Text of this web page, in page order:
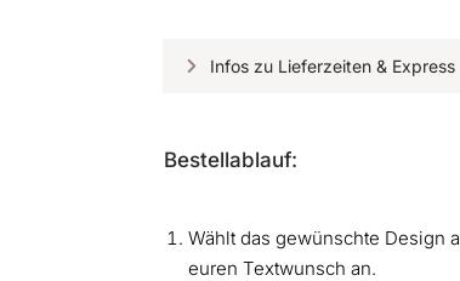
Infos zu Lieferzeiten & Express
Bestellablauf:
Wählt das gewünschte Design
euren Textwunsch an.